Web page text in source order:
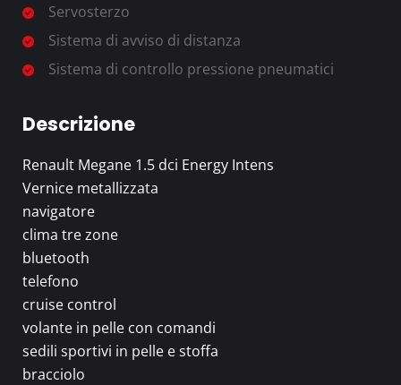
Servosterzo
Sistema di avviso di distanza
Sistema di controllo pressione pneumatici
Descrizione
Renault Megane 1.5 dci Energy Intens
Vernice metallizzata
navigatore
clima tre zone
bluetooth
telefono
cruise control
volante in pelle con comandi
sedili sportivi in pelle e stoffa
bracciolo